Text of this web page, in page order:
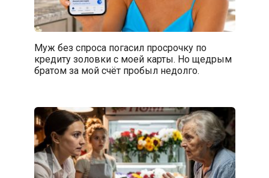
Муж без спроса погасил просрочку по
кредиту золовки с моей карты. Но щедрым
братом за мой счёт пробыл недолго.